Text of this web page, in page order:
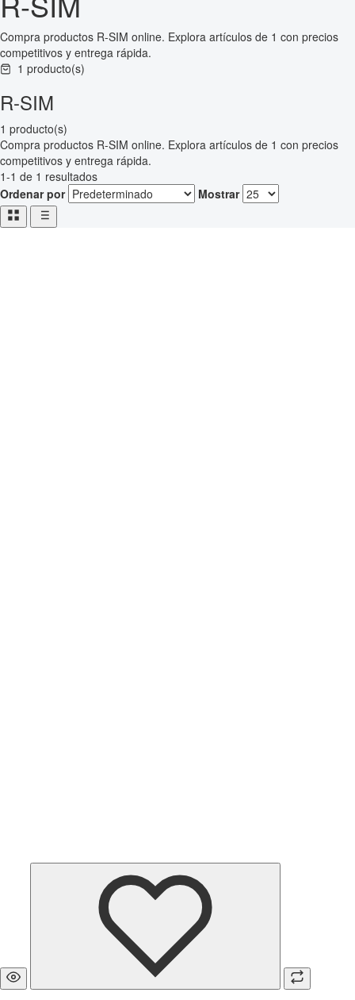
Compra productos R-SIM online. Explora artículos de 1 con precios
competitivos y entrega rápida.
1 producto(s)
R-SIM
1 producto(s)
Compra productos R-SIM online. Explora artículos de 1 con precios
competitivos y entrega rápida.
1-1 de 1 resultados
Ordenar por
Mostrar